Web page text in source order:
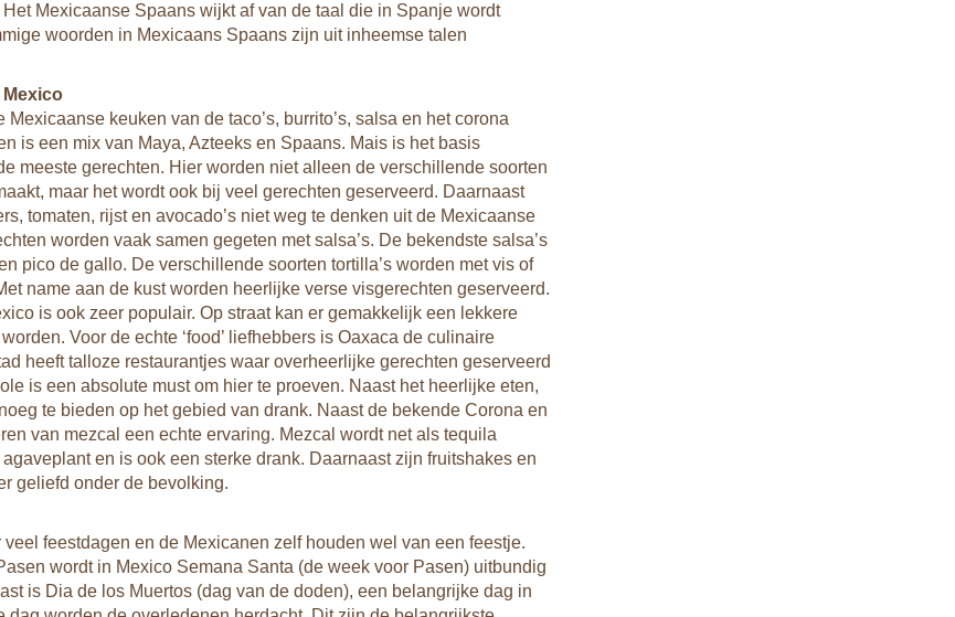
Het Mexicaanse Spaans wijkt af van de taal die in Spanje wordt
woorden in Mexicaans Spaans zijn uit inheemse talen
Mexico
Mexicaanse keuken van de taco’s, burrito’s, salsa en het corona
is een mix van Maya, Azteeks en Spaans. Mais is het basis
meeste gerechten. Hier worden niet alleen de verschillende soorten
maar het wordt ook bij veel gerechten geserveerd. Daarnaast
tomaten, rijst en avocado’s niet weg te denken uit de Mexicaanse
worden vaak samen gegeten met salsa’s. De bekendste salsa’s
pico de gallo. De verschillende soorten tortilla’s worden met vis of
name aan de kust worden heerlijke verse visgerechten geserveerd.
is ook zeer populair. Op straat kan er gemakkelijk een lekkere
Voor de echte ‘food’ liefhebbers is Oaxaca de culinaire
heeft talloze restaurantjes waar overheerlijke gerechten geserveerd
is een absolute must om hier te proeven. Naast het heerlijke eten,
te bieden op het gebied van drank. Naast de bekende Corona en
van mezcal een echte ervaring. Mezcal wordt net als tequila
en is ook een sterke drank. Daarnaast zijn fruitshakes en
geliefd onder de bevolking.
veel feestdagen en de Mexicanen zelf houden wel van een feestje.
wordt in Mexico Semana Santa (de week voor Pasen) uitbundig
is Dia de los Muertos (dag van de doden), een belangrijke dag in